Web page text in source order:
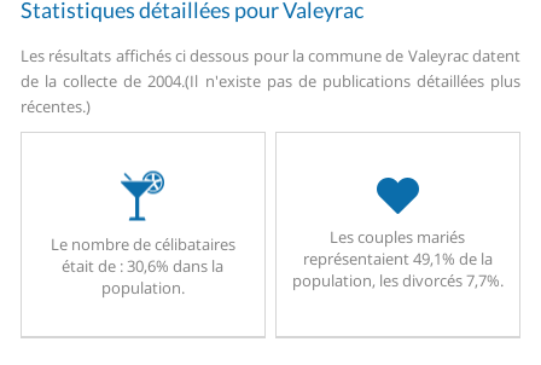
Statistiques détaillées pour Valeyrac
Les résultats affichés ci dessous pour la commune de Valeyrac datent
de la collecte de 2004.(Il n'existe pas de publications détaillées plus
récentes.)
Le nombre de célibataires
était de : 30,6% dans la
population.
Les couples mariés
représentaient 49,1% de la
population, les divorcés 7,7%.